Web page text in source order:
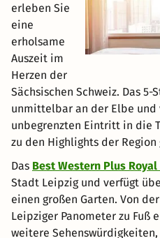
erleben Sie
eine
erholsame
Auszeit im
Herzen der
Sächsischen Schweiz. Das
unmittelbar an der Elbe und
unbegrenzten Eintritt in die
zu den Highlights der Region
Das Best Western Plus
Stadt Leipzig und verfügt
einen großen Garten. Von
Leipziger Panometer zu Fuß
weitere